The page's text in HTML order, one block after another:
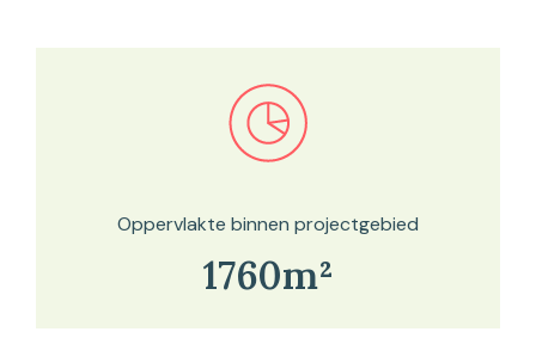
Bekijk in onze kaartviewer
Oppervlakte binnen projectgebied
1760m²